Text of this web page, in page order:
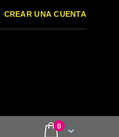
CREAR UNA CUENTA
Cart
0items